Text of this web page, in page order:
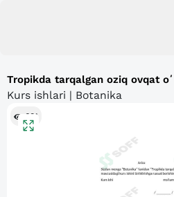
Tropikda tarqalgan oziq ovqat
Kurs ishlari | Botanika
601